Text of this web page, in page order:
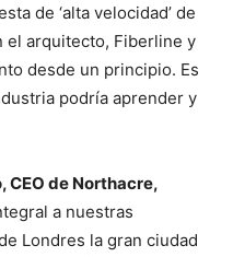
de ‘alta velocidad’ de
el arquitecto, Fiberline y
desde un principio. Es
podría aprender y
CEO de Northacre,
a nuestras
Londres la gran ciudad